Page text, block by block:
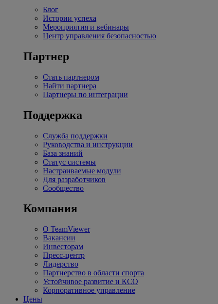
Блог
Истории успеха
Мероприятия и вебинары
Центр управления безопасностью
Партнер
Стать партнером
Найти партнера
Партнеры по интеграции
Поддержка
Служба поддержки
Руководства и инструкции
База знаний
Статус системы
Настраиваемые модули
Для разработчиков
Сообщество
Компания
О TeamViewer
Вакансии
Инвесторам
Пресс-центр
Лидерство
Партнерство в области спорта
Устойчивое развитие и КСО
Корпоративное управление
Цены